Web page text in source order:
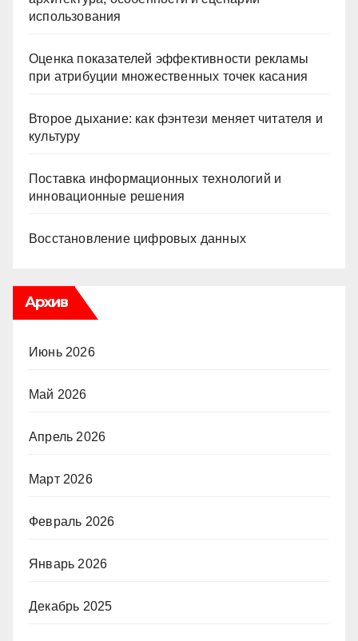
использования
Оценка показателей эффективности рекламы
при атрибуции множественных точек касания
Второе дыхание: как фэнтези меняет читателя и
культуру
Поставка информационных технологий и
инновационные решения
Восстановление цифровых данных
Архив
Июнь 2026
Май 2026
Апрель 2026
Март 2026
Февраль 2026
Январь 2026
Декабрь 2025